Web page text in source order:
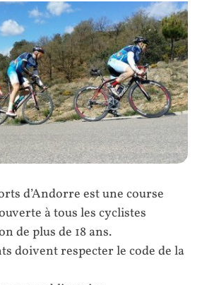
d’Andorre est une course
à tous les cyclistes
de plus de 18 ans.
doivent respecter le code de la